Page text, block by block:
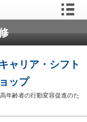
ャリア・シフト
ップ
年齢者の行動変容促進のた